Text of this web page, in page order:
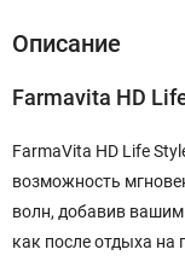
Описание
Farmavita HD
FarmaVita HD Life
возможность
волн, добавив вашим
как после отдыха